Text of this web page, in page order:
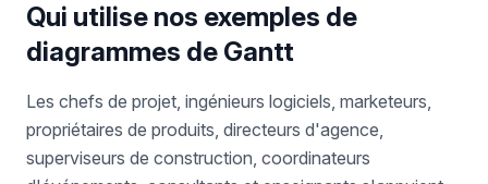
Qui utilise nos exemples de
diagrammes de Gantt
Les chefs de projet, ingénieurs logiciels, marketeurs,
propriétaires de produits, directeurs d'agence,
superviseurs de construction, coordinateurs